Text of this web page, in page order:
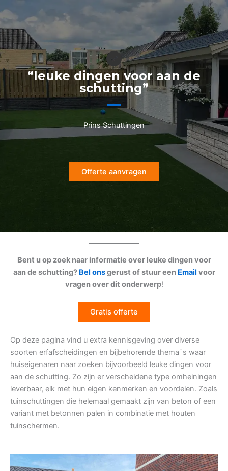
naar
de
inhoud
“leuke dingen voor aan de
schutting”
Prins Schuttingen
Offerte aanvragen
Bent u op zoek naar informatie over leuke dingen voor
aan de schutting? Bel onsgerust of stuur een Email voor
vragen over dit onderwerp!
Gratis offerte
Op deze pagina vind u extra kennisgeving over diverse
soorten erfafscheidingen en bijbehorende thema`s waar
huiseigenaren naar zoeken bijvoorbeeld leuke dingen voor
aan de schutting. Zo zijn er verscheidene type omheiningen
leverbaar, elk met hun eigen kenmerken en voordelen. Zoals
tuinschuttingen die helemaal gemaakt zijn van beton of een
variant met betonnen palen in combinatie met houten
tuinschermen.